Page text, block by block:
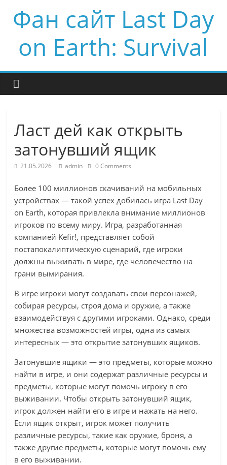
Фан сайт Last Day
on Earth: Survival
Ласт дей как открыть
затонувший ящик
21.05.2026 admin 0 Comments
Более 100 миллионов скачиваний на мобильных
устройствах — такой успех добилась игра Last Day
on Earth, которая привлекла внимание миллионов
игроков по всему миру. Игра, разработанная
компанией Kefir!, представляет собой
постапокалиптическую сценарий, где игроки
должны выживать в мире, где человечество на
грани вымирания.
В игре игроки могут создавать свои персонажей,
собирая ресурсы, строя дома и оружие, а также
взаимодействуя с другими игроками. Однако, среди
множества возможностей игры, одна из самых
интересных — это открытие затонувших ящиков.
Затонувшие ящики — это предметы, которые можно
найти в игре, и они содержат различные ресурсы и
предметы, которые могут помочь игроку в его
выживании. Чтобы открыть затонувший ящик,
игрок должен найти его в игре и нажать на него.
Если ящик открыт, игрок может получить
различные ресурсы, такие как оружие, броня, а
также другие предметы, которые могут помочь ему
в его выживании.